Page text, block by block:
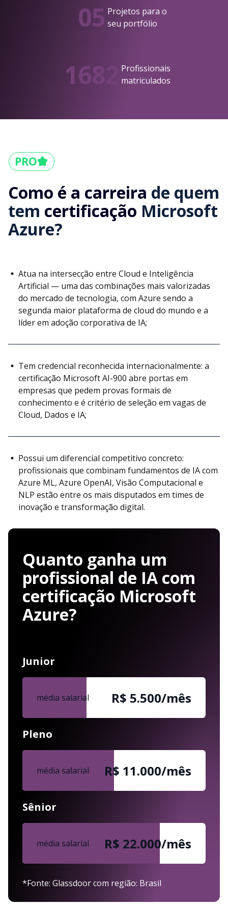
05 Projetos para o
seu portfólio
1682
Profissionais
matriculados
Como é a carreira de quem
tem certificação Microsoft
Azure?
Atua na intersecção entre Cloud e Inteligência
Artificial — uma das combinações mais valorizadas
do mercado de tecnologia, com Azure sendo a
segunda maior plataforma de cloud do mundo e a
líder em adoção corporativa de IA;
Tem credencial reconhecida internacionalmente: a
certificação Microsoft AI-900 abre portas em
empresas que pedem provas formais de
conhecimento e é critério de seleção em vagas de
Cloud, Dados e IA;
Possui um diferencial competitivo concreto:
profissionais que combinam fundamentos de IA com
Azure ML, Azure OpenAI, Visão Computacional e
NLP estão entre os mais disputados em times de
inovação e transformação digital.
Quanto ganha um
profissional de IA com
certificação Microsoft
Azure?
Junior
média salarial R$ 5.500/mês
Pleno
média salarial R$ 11.000/mês
Sênior
média salarial R$ 22.000/mês
*Fonte: Glassdoor com região: Brasil